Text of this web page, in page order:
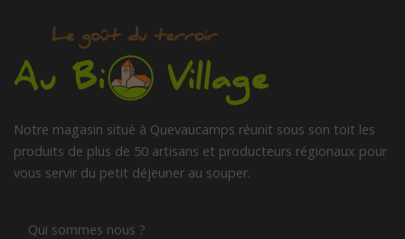
Notre magasin situé à Quevaucamps réunit sous son toit les
produits de plus de 50 artisans et producteurs régionaux pour
vous servir du petit déjeuner au souper.
Qui sommes nous ?